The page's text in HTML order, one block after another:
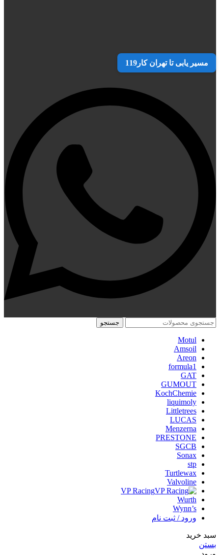
مسیر یابی تا تهران کار119
جستجو
Motul
Amsoil
Areon
formula1
GAT
GUMOUT
KochChemie
liquimoly
Littletrees
LUCAS
Menzerna
PRESTONE
SGCB
Sonax
stp
Turtlewax
Valvoline
VP Racing
Wurth
Wynn’s
ورود / ثبت نام
سبد خرید
بستن